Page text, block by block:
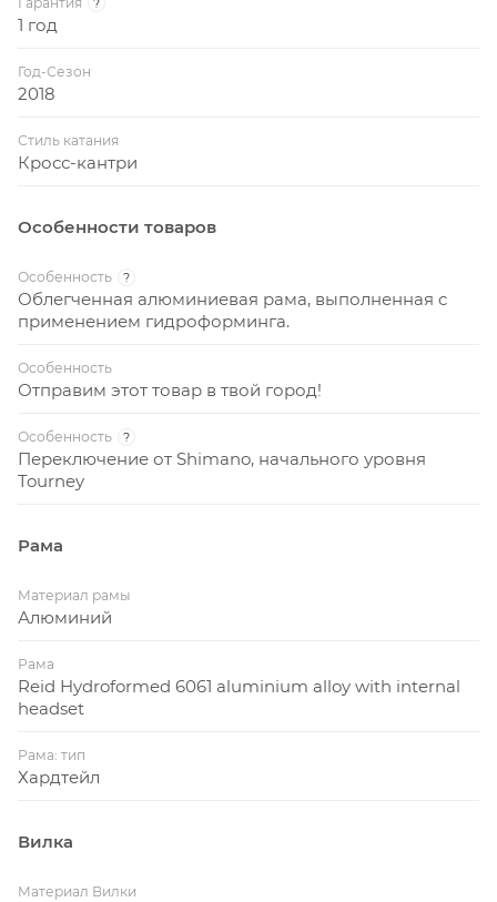
восторженные взгляды!
Кому подойдет: велолюбителям, которые хотят
поддержать себя в тонусе.
?
1 год
Год-Сезон
2018
Стиль катания
Кросс-кантри
Особенности товаров
Особенность ?
Облегченная алюминиевая рама, выполненная с
применением гидроформинга.
Особенность
Отправим этот товар в твой город!
Особенность ?
Переключение от Shimano, начального уровня
Tourney
Рама
Материал рамы
Алюминий
Рама
Reid Hydroformed 6061 aluminium alloy with internal
headset
Рама: тип
Хардтейл
Вилка
Материал Вилки